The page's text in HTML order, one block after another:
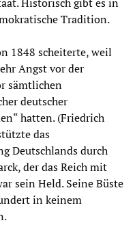
Tradition.
1848 scheiterte, weil
Angst vor der
sämtlichen
deutscher
hatten. (Friedrich
das
Deutschlands durch
der das Reich mit
sein Held. Seine Büste
in keinem